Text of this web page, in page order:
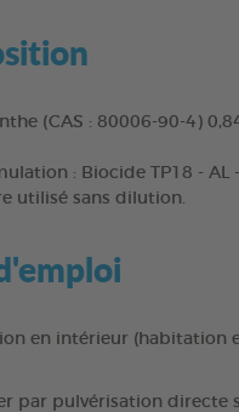
(CAS : 80006-90-4)
: Biocide TP18 - AL
utilisé sans dilution.
en intérieur (habitation
par pulvérisation directe